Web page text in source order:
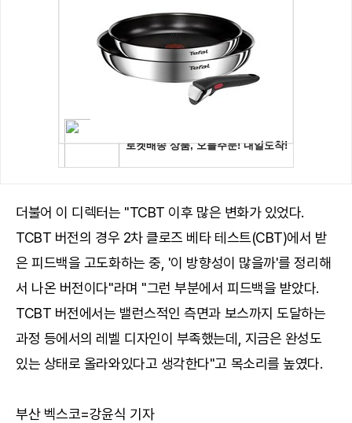
더불어 이 디렉터는 "TCBT 이후 많은 변화가 있었다.
TCBT 버전의 경우 2차 클로즈 베타 테스트(CBT)에서 받
은 피드백을 고도화하는 중, '이 방향성이 많을까'를 정리해
서 나온 버전이다"라며 "그런 부분에서 피드백을 받았다.
TCBT 버전에서는 밸런스적인 측면과 보스까지 도달하는
과정 등에서의 레벨 디자인이 부족했는데, 지금은 완성도
있는 상태로 올라와있다고 생각한다"고 목소리를 높였다.
부산 벡스코=강윤식 기자